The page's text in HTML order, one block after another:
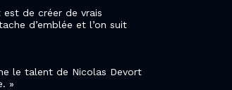
de créer de vrais
d’emblée et l’on suit
le talent de Nicolas Devort